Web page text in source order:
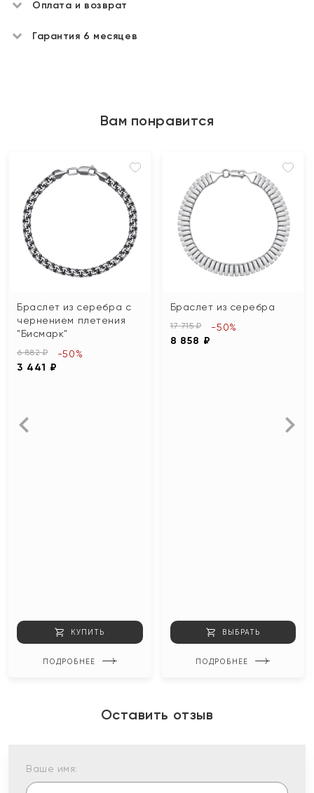
Оплата и возврат
Гарантия 6 месяцев
Вам понравится
Браслет из серебра с
чернением плетения
"Бисмарк"
6 882 ₽
3 441 ₽
-50%
КУПИТЬ
ПОДРОБНЕЕ
Браслет из серебра
17 715 ₽
8 858 ₽
-50%
ВЫБРАТЬ
ПОДРОБНЕЕ
Оставить отзыв
Ваше имя: